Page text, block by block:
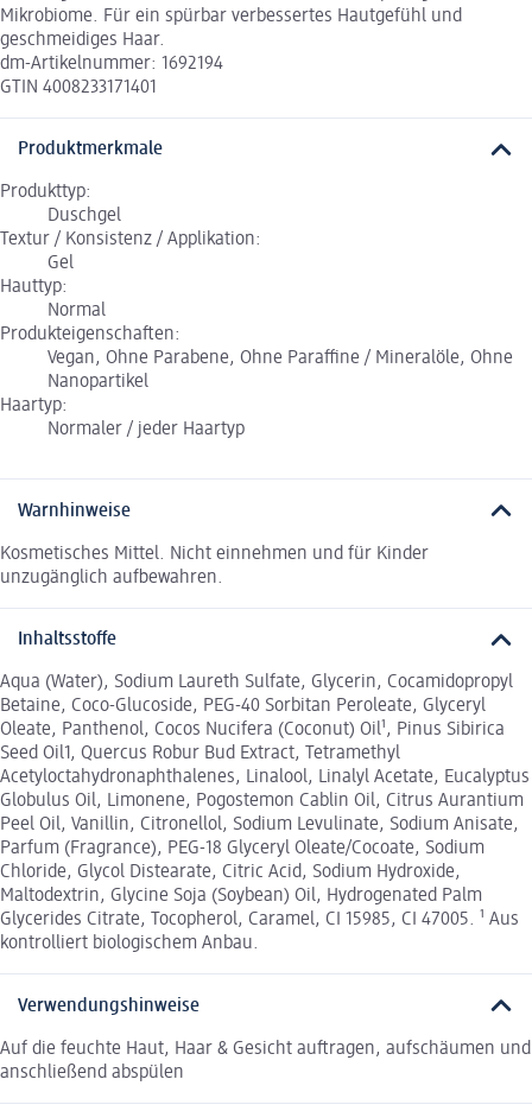
Mikrobiome. Für ein spürbar verbessertes Hautgefühl und
geschmeidiges Haar.
dm-Artikelnummer: 1692194
GTIN 4008233171401
Produktmerkmale
Produkttyp:
Duschgel
Textur / Konsistenz / Applikation:
Gel
Hauttyp:
Normal
Produkteigenschaften:
Vegan, Ohne Parabene, Ohne Paraffine / Mineralöle, Ohne
Nanopartikel
Haartyp:
Normaler / jeder Haartyp
Warnhinweise
Kosmetisches Mittel. Nicht einnehmen und für Kinder
unzugänglich aufbewahren.
Inhaltsstoffe
Aqua (Water), Sodium Laureth Sulfate, Glycerin, Cocamidopropyl
Betaine, Coco-Glucoside, PEG-40 Sorbitan Peroleate, Glyceryl
Oleate, Panthenol, Cocos Nucifera (Coconut) Oil¹, Pinus Sibirica
Seed Oil1, Quercus Robur Bud Extract, Tetramethyl
Acetyloctahydronaphthalenes, Linalool, Linalyl Acetate, Eucalyptus
Globulus Oil, Limonene, Pogostemon Cablin Oil, Citrus Aurantium
Peel Oil, Vanillin, Citronellol, Sodium Levulinate, Sodium Anisate,
Parfum (Fragrance), PEG-18 Glyceryl Oleate/Cocoate, Sodium
Chloride, Glycol Distearate, Citric Acid, Sodium Hydroxide,
Maltodextrin, Glycine Soja (Soybean) Oil, Hydrogenated Palm
Glycerides Citrate, Tocopherol, Caramel, CI 15985, CI 47005. ¹ Aus
kontrolliert biologischem Anbau.
Verwendungshinweise
Auf die feuchte Haut, Haar & Gesicht auftragen, aufschäumen und
anschließend abspülen